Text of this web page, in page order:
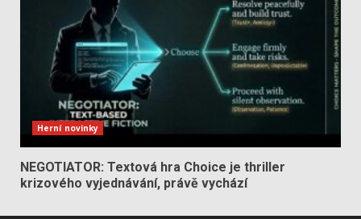
Herní novinky
NEGOTIATOR: Textová hra Choice je thriller
krizového vyjednávání, právě vychází